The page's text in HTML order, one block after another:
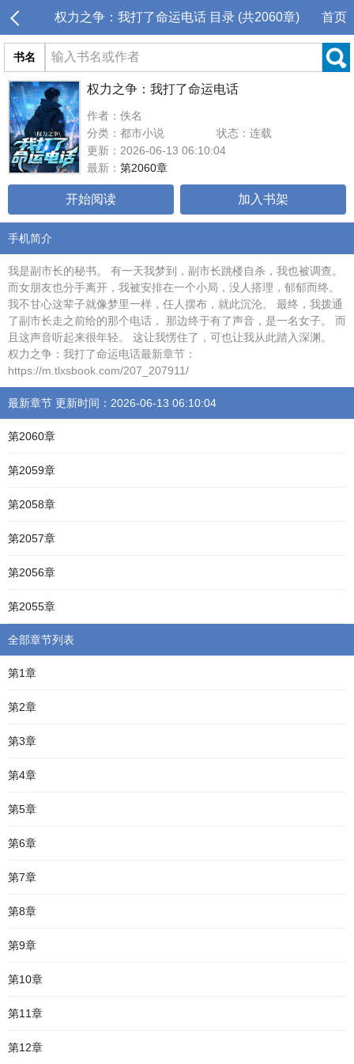
权力之争：我打了命运电话 目录 (共2060章) 首页
书名
权力之争：我打了命运电话
作者：佚名
分类：都市小说
状态：连载
更新：2026-06-13 06:10:04
最新： 第2060章
开始阅读 加入书架
手机简介
我是副市长的秘书。 有一天我梦到，副市长跳楼自杀，我也被调查。
而女朋友也分手离开，我被安排在一个小局，没人搭理，郁郁而终。
我不甘心这辈子就像梦里一样，任人摆布，就此沉沦。 最终，我拨通
了副市长走之前给的那个电话， 那边终于有了声音，是一名女子。 而
且这声音听起来很年轻。 这让我愣住了，可也让我从此踏入深渊。
权力之争：我打了命运电话最新章节：
https://m.tlxsbook.com/207_207911/
最新章节 更新时间：2026-06-13 06:10:04
第2060章
第2059章
第2058章
第2057章
第2056章
第2055章
全部章节列表
第1章
第2章
第3章
第4章
第5章
第6章
第7章
第8章
第9章
第10章
第11章
第12章